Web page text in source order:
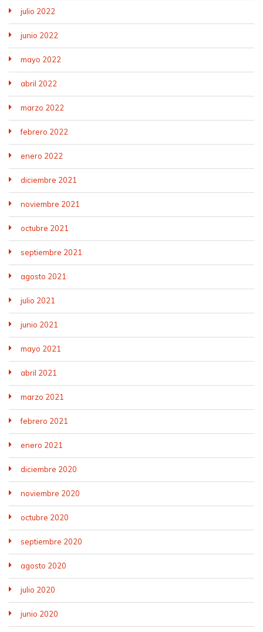
julio 2022
junio 2022
mayo 2022
abril 2022
marzo 2022
febrero 2022
enero 2022
diciembre 2021
noviembre 2021
octubre 2021
septiembre 2021
agosto 2021
julio 2021
junio 2021
mayo 2021
abril 2021
marzo 2021
febrero 2021
enero 2021
diciembre 2020
noviembre 2020
octubre 2020
septiembre 2020
agosto 2020
julio 2020
junio 2020